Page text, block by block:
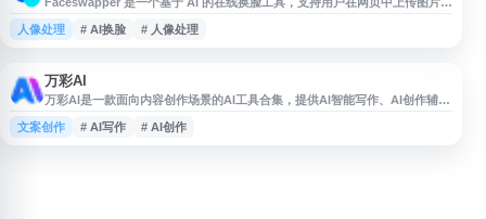
进行人脸替换，适用于头像制作、趣味图片编辑、社交媒体素材等场景。平台
通常提供简单的操作流程，用户无需安装软件即可完成换脸处理。网站面向需
人像处理 # AI换脸 # 人像处理
万彩AI
万彩AI是一款面向内容创作场景的AI工具合集，提供AI智能写作、AI创作辅
助、AI数字人制作、AI换脸及AI短视频制作等功能，适用于文案生成、视频内
容生产和多媒体创作等需求。平台整合多种AI生成内容能力，帮助用户提升创
文案创作 # AI写作 # AI创作